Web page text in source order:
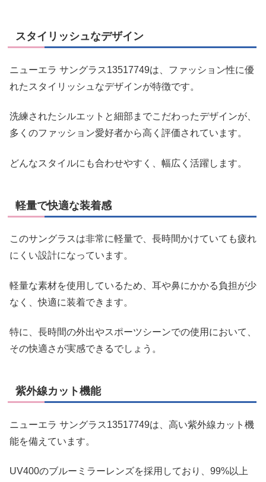
スタイリッシュなデザイン
ニューエラ サングラス13517749は、ファッション性に優
れたスタイリッシュなデザインが特徴です。
洗練されたシルエットと細部までこだわったデザインが、
多くのファッション愛好者から高く評価されています。
どんなスタイルにも合わせやすく、幅広く活躍します。
軽量で快適な装着感
このサングラスは非常に軽量で、長時間かけていても疲れ
にくい設計になっています。
軽量な素材を使用しているため、耳や鼻にかかる負担が少
なく、快適に装着できます。
特に、長時間の外出やスポーツシーンでの使用において、
その快適さが実感できるでしょう。
紫外線カット機能
ニューエラ サングラス13517749は、高い紫外線カット機
能を備えています。
UV400のブルーミラーレンズを採用しており、99%以上